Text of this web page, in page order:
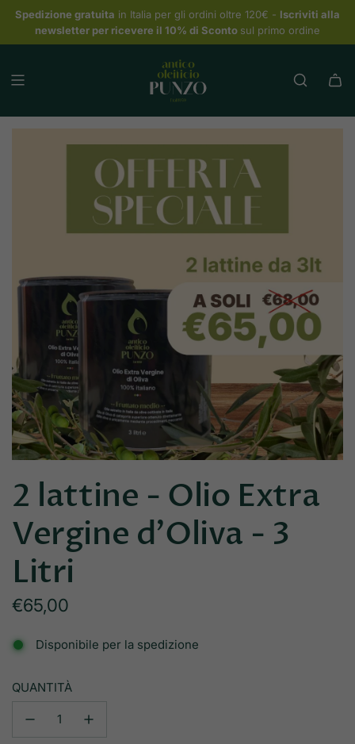
Spedizione gratuita in Italia per gli ordini oltre 120€ - Iscriviti alla
newsletter per ricevere il 10% di Sconto sul primo ordine
2 lattine - Olio Extra
Vergine d’Oliva - 3
Litri
Prezzo
€65,00
Disponibile per la spedizione
QUANTITÀ